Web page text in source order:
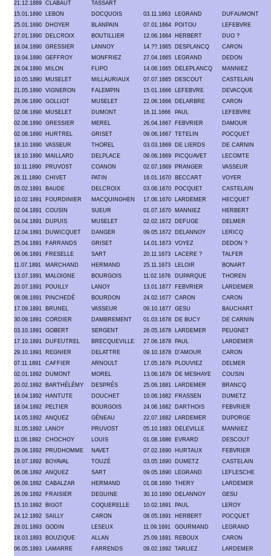
21.12.1889 CLABAUT
TASSART
15.01.1890
LEBON DOCQUOIS 03.11.1663 LEGRAND
DUFAUMONT
25.01.1890
DHOYER BLANPAIN 07.01.1664 POITOU
LEFEBVRE
27.01.1890
DELCROIX BOUTILLIER 12.06.1664 HERBERT
DUO ?
16.04.1890 GRESSIER LANNOY 14.??.1665 DESPLANCQ
CARON
19.04.1890 GEFFROY MONFRIEZ 27.04.1665 LEGRAND
DEDON
28.04.1890
MILON FLIPO 14.06.1665 DELEPLANCQ
MANNIEZ
10.05.1890
MUSELET MILLAURIAUX 07.07.1665 DESCOUT
CASTELAIN
21.05.1890 VIGNERON FALEMPIN 15.01.1666 LEFEBVRE
DEVACQUE
28.06.1890 GOLLIOT MUSELET 22.06.1666 DELARBRE
CARON
02.08.1890
MUSELET DUMONT 16.11.1666 PAUL
LEFEBVRE
02.08.1890 GRESSIER MEREL 26.04.1667 FEBVRIER
DAMOUR
02.08.1890
HURTREL GRISET 09.06.1667 TETELIN
POCQUET
18.10.1890 VASSEUR THOREL 03.03.1669 DE LIERDS
DE CARNIN
18.10.1890
MAILLARD DELPLACE 09.06.1669 PICQUAVET
LECOMTE
10.11.1890
PRUVOST COANON 02.07.1669 PRANGER
VASSEUR
26.11.1890
CHIVET PATIN 16.01.1670 BECCART
VOYER
05.02.1891
BAUDE DELCROIX 03.06.1670 POCQUET
CASTELAIN
10.02.1891
FOURDINIER MACQUINGHEN 17.06.1670 LARDEMER
HECQUET
02.04.1891 COUSIN SUEUR 01.07.1670 MANNIEZ
HERBERT
04.04.1891
DUPUIS MUSELET 02.02.1672 DEFUGE
DELMER
12.04.1891
DUWICQUET DANGER 09.05.1672 DELANNOY
LERICQ
25.04.1891
FARRANDS GRISET 14.01.1673 VOYEZ
DEDON ?
06.06.1891
FRESELLE SART 20.11.1673 LACERE ?
TALFER
11.07.1891
MARCHAND HERMAND 25.11.1673 LELOIR
BONART
13.07.1891
MALOIGNE BOURGOIS 11.02.1676 DUPARQUE
THOREN
20.07.1891
POUILLY LANOY 13.01.1677 FEBVRIER
LARDEMER
08.08.1891
PINCHEDÉ BOURDON 24.02.1677 CARON
CARON
17.09.1891
BRUNEL VASSEUR 09.10.1677 GESU
BAUCHART
30.09.1891 CORDIER DAMBREMENT 01.03.1678 DE BUCY
DE CARNIN
03.10.1891 GOBERT SERGENT 26.05.1678 LARDEMER
PEUGNET
17.10.1891
DUFEUTREL BRECQUEVILLE 27.06.1678 PAUL
LARDEMER
29.10.1891
REGNIER DELATTRE 09.10.1678 D'AMOUR
CARON
07.11.1891
CAFFIER ARNOULT 17.05.1679 PLOUVIEZ
DELMER
02.01.1892
DUMONT MOREL 13.06.1679 DE MESHAYE
COUSIN
20.02.1892
BARTHÉLÉMY DESPRÉS 25.06.1681 LARDEMER
BRANCQ
16.04.1892
HANTUTE DOUCHET 10.06.1682 FRASSEN
DUMETZ
18.04.1892
PELTIER BOURGOIS 24.06.1682 DARTHOIS
FEBVRIER
14.05.1892 ANQUEZ GÉNEAU 22.07.1682 LARDEMER
DUPORGE
31.05.1892
LANOY PRUVOST 05.10.1683 DELEVILLE
MANNIEZ
11.06.1892
CHOCHOY LOUIS 01.08.1686 EVRARD
DESCOUT
29.06.1892
PRUDHOMME NAVET 07.02.1690 HURTAUX
FEBVRIER
16.07.1892
BOYAVAL TOUZÉ 03.05.1690 DUMETZ
CASTELAIN
06.08.1892 ANQUEZ SART 09.05.1690 LEGRAND
LEFLESCHE
06.09.1892 CABALZAR HERMAND 01.08.1690 THERY
LARDEMER
26.09.1892
FRAISIER DEGUINE 30.10.1690 DELANNOY
GESU
15.10.1892
BIGOT COQUERELLE 10.02.1691 PAUL
LEROY
24.12.1892 SAILLY CARON 08.05.1691 HERBERT
POCQUET
28.01.1893 GODIN LESEUX 11.09.1691 GOURMAND
LEGRAND
18.03.1893
BOUZIQUE ALLAN 25.09.1691 REBOUX
CARON
06.05.1893
LAMARRE FARRENDS 09.02.1692 TARLIEZ
LARDEMER